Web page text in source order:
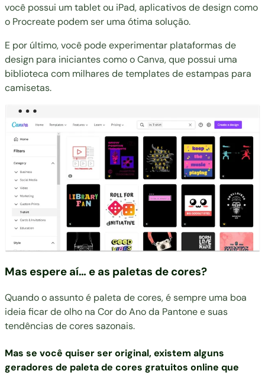
você possui um tablet ou iPad, aplicativos de design como
o Procreate podem ser uma ótima solução.
E por último, você pode experimentar plataformas de
design para iniciantes como oCanva, que possui uma
biblioteca com milhares detemplates de estampas para
camisetas.
Mas espere aí… e as paletas de cores?
Quando o assunto é paleta de cores, é sempre uma boa
ideia ficar de olho na Cor do Ano da Pantonee suas
tendências de cores sazonais.
Mas se você quiser ser original, existem alguns
geradores de paleta de cores gratuitos online que